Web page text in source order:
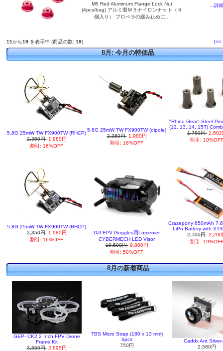
M5 Red Aluminum Flange Lock Nut
(4pcs/bag) アルミ製Ｍ５ナイロンナット（４
個入り） プロペラの緩み止めに...
...詳
11から19 を表示中 (商品の数: 19) [<<
8月: 今月の特価品
5.8G 25mW TW FX900TW (RHCP)
2,350円 1,980円
割引: 16%OFF
5.8G 25mW TW FX900TW (dipole)
2,350円 1,980円
割引: 16%OFF
"Rhino Gear" Steel
(12, 13, 14, 15T)
1,780円 1,602
割引:
5.8G 25mW TW FX900TW (RHCP)
2,350円 1,980円
割引: 16%OFF
DJI FPV Goggles用Lumenier
CYBERMECH LED Visor
19,500円 9,800円
割引: 50%OFF
Crazepony 650mAh
LiPo Battery with
2,700円 2,200
割引:
8月の新着商品
GEP- CK2 2 Inch FPV Drone
Frame Kit
3,850円 2,695円
TBS Micro Strap (180 x 13 mm)
4pcs
750円
Caddx Ant
2,580円